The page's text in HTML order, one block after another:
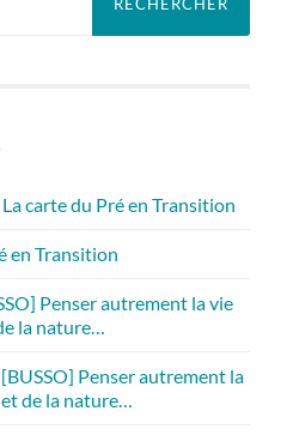
La carte du Pré en Transition
en Transition
Penser autrement la vie
la nature…
[BUSSO] Penser autrement la
de la nature…